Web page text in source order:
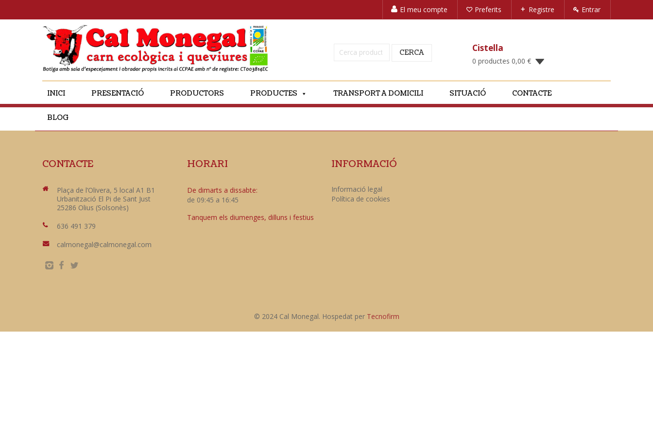
El meu compte Preferits Registre Entrar
Cerca: CERCA Cistella
0 productes 0,00 €
INICI PRESENTACIÓ PRODUCTORS PRODUCTES TRANSPORT A DOMICILI SITUACIÓ CONTACTE
BLOG
CONTACTE
Plaça de l’Olivera, 5 local A1 B1
Urbanització El Pi de Sant Just
25286 Olius (Solsonès)
636 491 379
calmonegal@calmonegal.com
HORARI
De dimarts a dissabte:
de 09:45 a 16:45
Tanquem els diumenges, dilluns i festius
INFORMACIÓ
Informació legal
Política de cookies
© 2024 Cal Monegal. Hospedat per Tecnofirm